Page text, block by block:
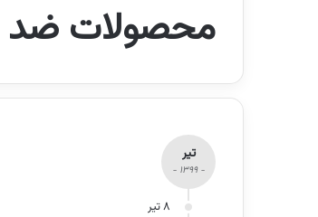
محصولات ضد
تیر
- 1399 -
8 تیر